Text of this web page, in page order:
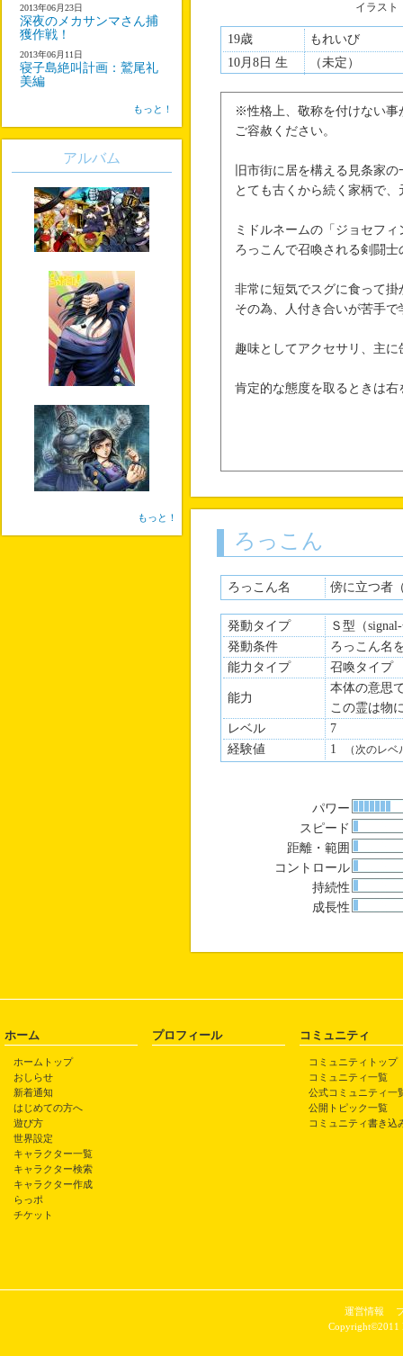
イラスト
19歳
もれいび
10月8日 生
（未定）
※性格上、敬称を付けない事
ご容赦ください。
旧市街に居を構える見条家の
とても古くから続く家柄で
ミドルネームの「ジョセフ
ろっこんで召喚される剣闘
非常に短気でスグに食って掛
その為、人付き合いが苦手
趣味としてアクセサリ、主
肯定的な態度を取るときは
ろっこん
ろっこん名 傍に立つ者
発動タイプ
Ｓ型（
発動条件
ろっこん名
能力タイプ
召喚タイプ
能力
本体の意思
この霊は物
レベル
7
経験値
1 （次のレ
パワー
スピード
距離・範囲
コントロール
持続性
成長性
2013年06月23日
深夜のメカサンマさん捕
獲作戦！
2013年06月11日
寝子島絶叫計画：鷲尾礼
美編
もっと！
アルバム
もっと！
ホーム
ホームトップ
おしらせ
新着通知
はじめての方へ
遊び方
世界設定
キャラクター一覧
キャラクター検索
キャラクター作成
らっポ
チケット
プロフィール コミュニティ
コミュニティトップ
コミュニティ一覧
公式コミュニティ一
公開トピック一覧
コミュニティ書き込
運営情報
Copyright©2011